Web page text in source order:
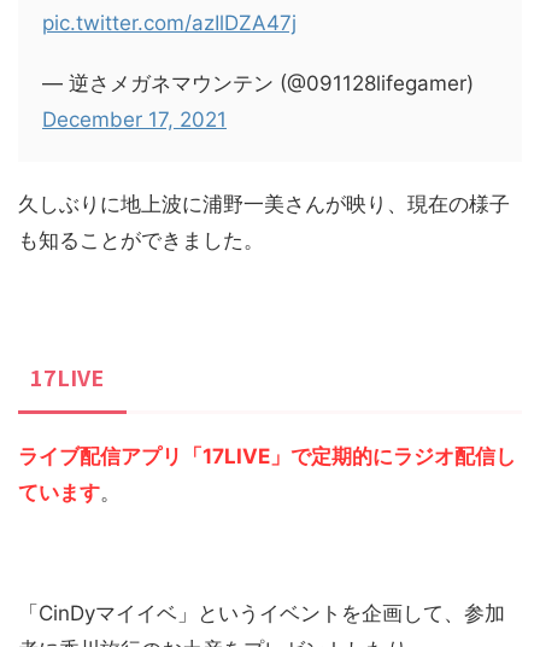
pic.twitter.com/azIlDZA47j
— 逆さメガネマウンテン (@091128lifegamer)
December 17, 2021
久しぶりに地上波に浦野一美さんが映り、現在の様子
も知ることができました。
17LIVE
ライブ配信アプリ「17LIVE」で定期的にラジオ配信し
ています。
「CinDyマイイベ」というイベントを企画して、参加